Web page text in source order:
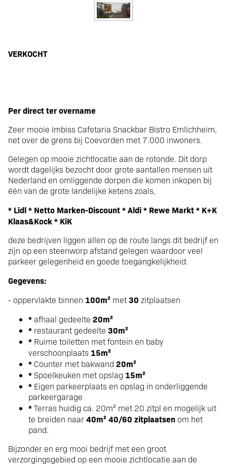
VERKOCHT Imbiss
Snackbar Emlichheim
Duitsland
VERKOCHT
Per direct ter overname
Zeer mooie Imbiss Cafetaria Snackbar Bistro Emlichheim,
net over de grens bij Coevorden met 7.000 inwoners.
Gelegen op mooie zichtlocatie aan de rotonde. Dit dorp
wordt dagelijks bezocht door grote aantallen mensen uit
Nederland en omliggende dorpen die komen inkopen bij
één van de grote landelijke ketens zoals,
* Lidl * Netto Marken-Discount * Aldi * Rewe Markt * K+K
Klaas&Kock * KiK
deze bedrijven liggen allen op de route langs dit bedrijf en
zijn op een steenworp afstand gelegen waardoor veel
parkeer gelegenheid en goede toegangkelijkheid.
Gegevens:
- oppervlakte binnen 100m² met30 zitplaatsen
*afhaal gedeelte 20m²
* restaurant gedeelte 30m²
* Ruime toiletten met fontein en baby
verschoonplaats 15m²
* Counter met bakwand 20m²
*Spoelkeuken met opslag 15m²
* Eigen parkeerplaats en opslag in onderliggende
parkeergarage
*Terras huidig ca. 20m² met 20 zitpl en mogelijk uit
te breiden naar40m² 40/60 zitplaatsen om het
pand.
Bijzonder en erg mooi bedrijf met een groot
verzorgingsgebied op een mooie zichtlocatie aan de